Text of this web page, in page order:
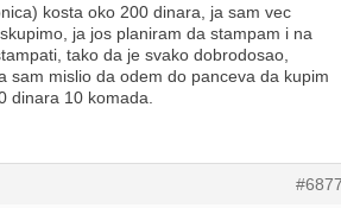
kosta oko 200 dinara, ja sam vec
ja jos planiram da stampam i na
tako da je svako dobrodosao,
sam mislio da odem do panceva da kupim
dinara 10 komada.